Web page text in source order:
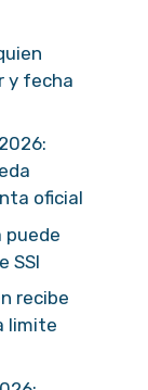
y fecha
oficial
puede
SSI
recibe
limite